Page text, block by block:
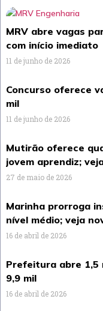
MRV abre vagas
com início imediato
11 de junho de 2026
Concurso oferece
mil
11 de junho de 2026
Mutirão oferece
jovem aprendiz;
27 de maio de 2026
Marinha prorroga
nível médio; veja
16 de abril de 2026
Prefeitura abre 1,5
9,9 mil
16 de abril de 2026